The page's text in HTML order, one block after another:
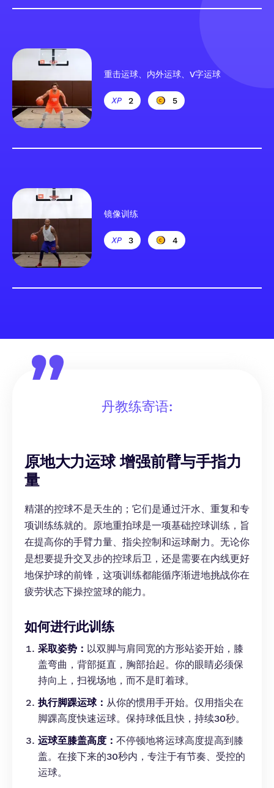
重击运球、内外运球、V字运球
2 5
镜像训练
3 4
丹教练寄语:
原地大力运球 增强前臂与手指力
量
精湛的控球不是天生的；它们是通过汗水、重复和专
项训练练就的。原地重拍球是一项基础控球训练，旨
在提高你的手臂力量、指尖控制和运球耐力。无论你
是想要提升交叉步的控球后卫，还是需要在内线更好
地保护球的前锋，这项训练都能循序渐进地挑战你在
疲劳状态下操控篮球的能力。
如何进行此训练
采取姿势： 以双脚与肩同宽的方形站姿开始，膝
盖弯曲，背部挺直，胸部抬起。你的眼睛必须保
持向上，扫视场地，而不是盯着球。
执行脚踝运球： 从你的惯用手开始。仅用指尖在
脚踝高度快速运球。保持球低且快，持续30秒。
运球至膝盖高度： 不停顿地将运球高度提高到膝
盖。在接下来的30秒内，专注于有节奏、受控的
运球。